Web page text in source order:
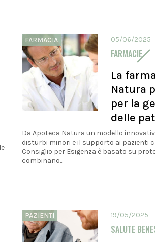
FARMACIA 05/06/2025
FARMACIE
La
Natura
per la
delle
Da Apoteca Natura un modello
disturbi minori e il supporto ai pazienti
Consiglio per Esigenza è basato su
combinano...
PAZIENTI 19/05/2025
SALUTE